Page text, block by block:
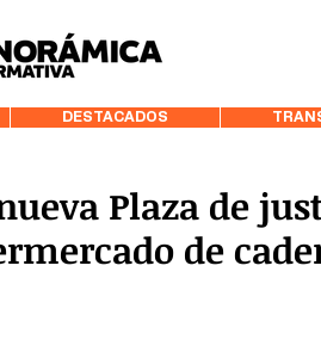
DESTACADOS
Plaza de
de